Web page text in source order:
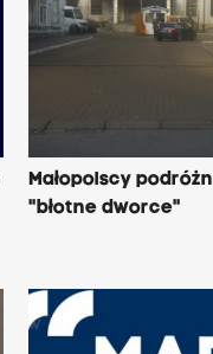
Małopolscy
"błotne dworce"